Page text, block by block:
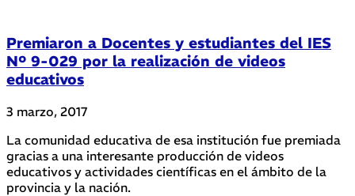
Premiaron a Docentes y estudiantes del IES
Nº 9-029 por la realización de videos
educativos
3 marzo, 2017
La comunidad educativa de esa institución fue premiada
gracias a una interesante producción de videos
educativos y actividades científicas en el ámbito de la
provincia y la nación.